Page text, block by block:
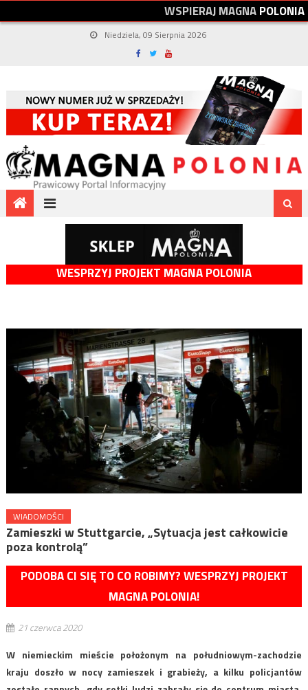
WSPIERAJMAGNAPOLONIA
Niedziela, 09 Sierpnia 2026
WESPRZYJ PROJEKT MAGNA POLONIA
WIADOMOŚCI
Zamieszki w Stuttgarcie, „Sytuacja jest całkowicie
poza kontrolą”
PODOBA CI SIĘ TO CO ROBIMY? WESPRZYJ PROJEKT
MAGNA POLONIA!
21 czerwca 2020
W niemieckim mieście położonym na południowym-zachodzie
kraju doszło w nocy zamieszek i grabieży, a kilku policjantów